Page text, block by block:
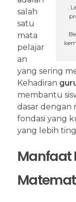
.
salah
satu
mata
pelajar
an
yang sering
Kehadiran
membantu
dasar dengan
fondasi yang
yang lebih
Manfaat